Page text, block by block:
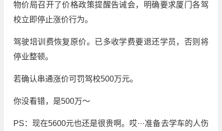
物价局召开了价格政策提醒告诫会，明确要求厦门各驾
校立即停止涨价行为。
驾驶培训费恢复原价。已多收学费要退还学员，否则将
停业整顿。
若确认串通涨价可罚驾校500万元。
你没看错，是500万～
PS：现在5600元也还是很贵啊。哎···准备去学车的人伤